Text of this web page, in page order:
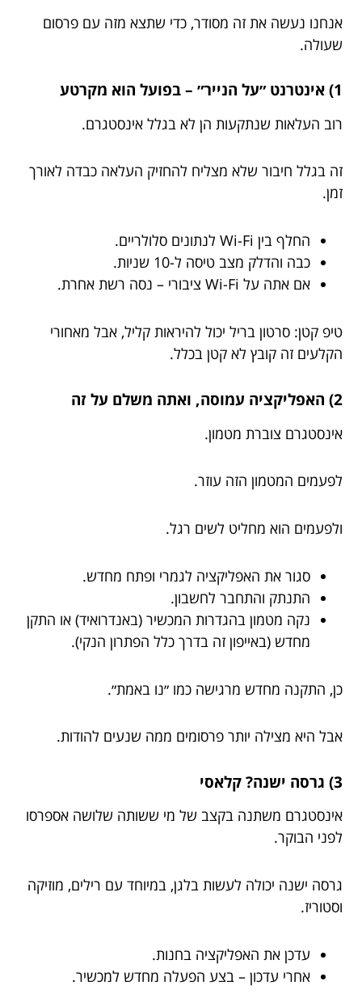
אנחנו נעשה את זה מסודר, כדי שתצא מזה עם פרסום
שעולה.
1) אינטרנט ״על הנייר״ – בפועל הוא מקרטע
רוב העלאות שנתקעות הן לא בגלל אינסטגרם.
זה בגלל חיבור שלא מצליח להחזיק העלאה כבדה לאורך
זמן.
החלף בין Wi-Fi לנתונים סלולריים.
כבה והדלק מצב טיסה ל-10 שניות.
אם אתה על Wi-Fi ציבורי – נסה רשת אחרת.
טיפ קטן: סרטון בריל יכול להיראות קליל, אבל מאחורי
הקלעים זה קובץ לא קטן בכלל.
2) האפליקציה עמוסה, ואתה משלם על זה
אינסטגרם צוברת מטמון.
לפעמים המטמון הזה עוזר.
ולפעמים הוא מחליט לשים רגל.
סגור את האפליקציה לגמרי ופתח מחדש.
התנתק והתחבר לחשבון.
נקה מטמון בהגדרות המכשיר (באנדרואיד) או התקן
מחדש (באייפון זה בדרך כלל הפתרון הנקי).
כן, התקנה מחדש מרגישה כמו ״נו באמת״.
אבל היא מצילה יותר פרסומים ממה שנעים להודות.
3) גרסה ישנה? קלאסי
אינסטגרם משתנה בקצב של מי ששותה שלושה אספרסו
לפני הבוקר.
גרסה ישנה יכולה לעשות בלגן, במיוחד עם רילים, מוזיקה
וסטוריז.
עדכן את האפליקציה בחנות.
אחרי עדכון – בצע הפעלה מחדש למכשיר.